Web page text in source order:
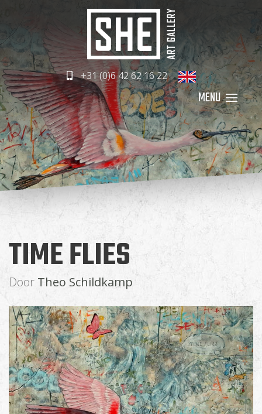
+31 (0)6 42 62 16 22
TIME FLIES
Door Theo Schildkamp